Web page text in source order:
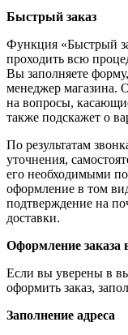
Быстрый заказ
Функция «Быстрый
проходить всю
Вы заполняете
менеджер магазина.
на вопросы,
также подскажет о
По результатам
уточнения,
его необходимыми
оформление в том
подтверждение на
доставки.
Оформление заказа
Если вы уверены в
оформить заказ,
Заполнение адреса